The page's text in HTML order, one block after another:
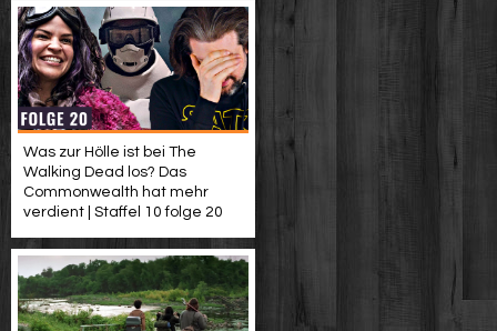
Was zur Hölle ist bei The
Walking Dead los? Das
Commonwealth hat mehr
verdient | Staffel 10 folge 20